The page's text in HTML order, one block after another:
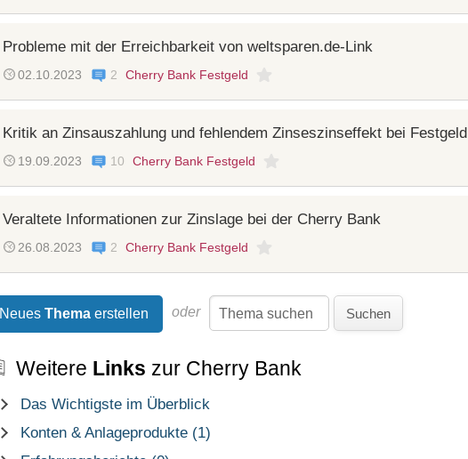
Probleme mit der Erreichbarkeit von weltsparen.de-Link
02.10.2023 2 Cherry Bank Festgeld
Kritik an Zinsauszahlung und fehlendem Zinseszinseffekt bei Festgeld
19.09.2023 10 Cherry Bank Festgeld
Veraltete Informationen zur Zinslage bei der Cherry Bank
26.08.2023 2 Cherry Bank Festgeld
Neues Thema erstellen oder Suchen
Weitere Links zur Cherry Bank
Das Wichtigste im Überblick
Konten & Anlageprodukte (1)